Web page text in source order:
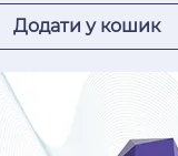
Додати у кошик